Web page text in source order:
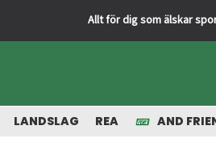
Snabba leveranser från
LANDSLAG REA AND